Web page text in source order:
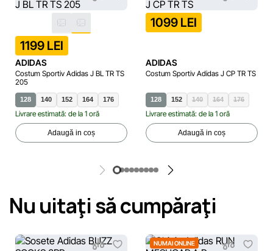
1199 LEI
ADIDAS
Costum Sportiv Adidas J BL TR TS
205
128 140 152 164 176
Livrare estimată: de la 1 oră
Adaugă in coș
1099 LEI
ADIDAS
Costum Sportiv Adidas J CP TR TS
128 152 140 164 176
Livrare estimată: de la 1 oră
Adaugă in coș
Nu uitaţi să cumpăraţi
NUMAI ONLINE